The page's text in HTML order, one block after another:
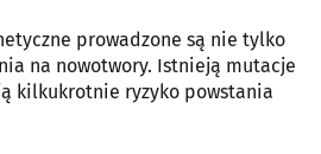
prowadzone są nie tylko
na nowotwory. Istnieją mutacje
kilkukrotnie ryzyko powstania